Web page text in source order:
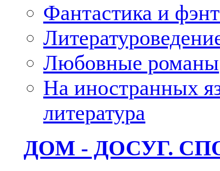
Фантастика и
Любовные романы
На иностранных
литература
ДОМ - ДОСУГ.